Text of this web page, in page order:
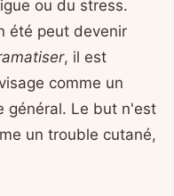
ou du stress.
été peut devenir
, il est
comme un
général. Le but n'est
un trouble cutané,